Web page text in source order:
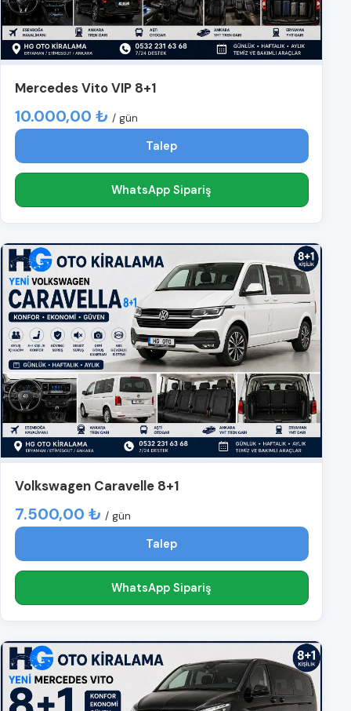
Mercedes Vito VIP 8+1
10.000,00 ₺ / gün
Talep
WhatsApp Sipariş
Volkswagen Caravelle 8+1
7.500,00 ₺ / gün
Talep
WhatsApp Sipariş